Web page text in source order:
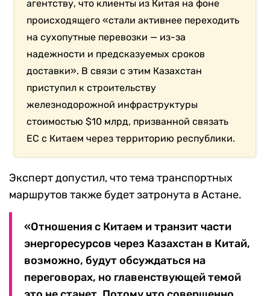
агентству, что клиенты из Китая на фоне
происходящего «стали активнее переходить
на сухопутные перевозки — из-за
надежности и предсказуемых сроков
доставки». В связи с этим Казахстан
приступил к строительству
железнодорожной инфраструктуры
стоимостью $10 млрд, призванной связать
ЕС с Китаем через территорию республики.
Эксперт допустил, что тема транспортных
маршрутов также будет затронута в Астане.
«Отношения с Китаем и транзит части
энергоресурсов через Казахстан в Китай,
возможно, будут обсуждаться на
переговорах, но главенствующей темой